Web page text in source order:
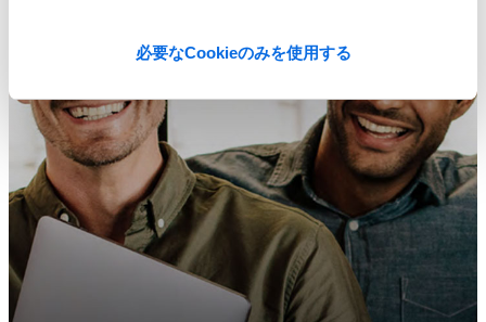
必要なCookieのみを使用する